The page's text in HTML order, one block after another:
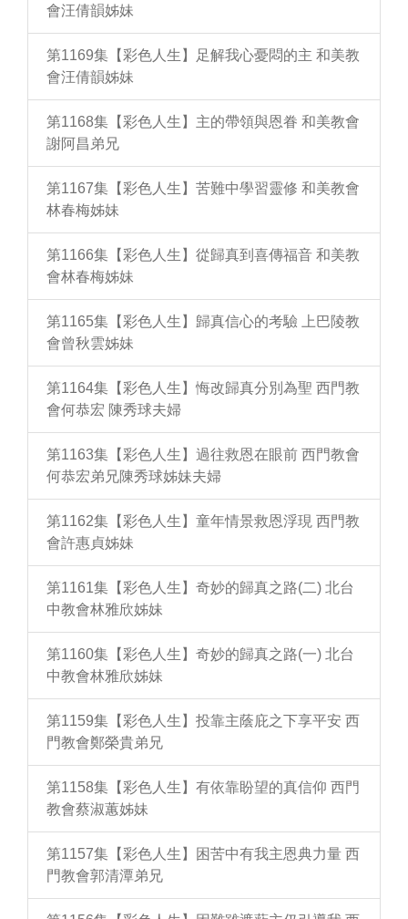
會汪倩韻姊妹
第1169集【彩色人生】足解我心憂悶的主 和美教
會汪倩韻姊妹
第1168集【彩色人生】主的帶領與恩眷 和美教會
謝阿昌弟兄
第1167集【彩色人生】苦難中學習靈修 和美教會
林春梅姊妹
第1166集【彩色人生】從歸真到喜傳福音 和美教
會林春梅姊妹
第1165集【彩色人生】歸真信心的考驗 上巴陵教
會曾秋雲姊妹
第1164集【彩色人生】悔改歸真分別為聖 西門教
會何恭宏 陳秀球夫婦
第1163集【彩色人生】過往救恩在眼前 西門教會
何恭宏弟兄陳秀球姊妹夫婦
第1162集【彩色人生】童年情景救恩浮現 西門教
會許惠貞姊妹
第1161集【彩色人生】奇妙的歸真之路(二) 北台
中教會林雅欣姊妹
第1160集【彩色人生】奇妙的歸真之路(一) 北台
中教會林雅欣姊妹
第1159集【彩色人生】投靠主蔭庇之下享平安 西
門教會鄭榮貴弟兄
第1158集【彩色人生】有依靠盼望的真信仰 西門
教會蔡淑蕙姊妹
第1157集【彩色人生】困苦中有我主恩典力量 西
門教會郭清潭弟兄